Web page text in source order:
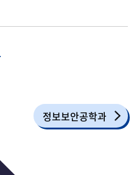
정보보안공학과